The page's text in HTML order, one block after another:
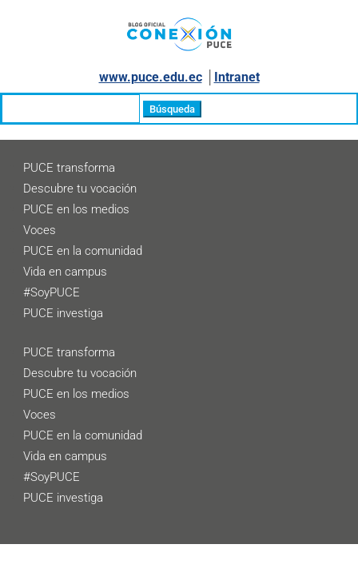
www.puce.edu.ec│ Intranet
PUCE transforma
Descubre tu vocación
PUCE en los medios
Voces
PUCE en la comunidad
Vida en campus
#SoyPUCE
PUCE investiga
PUCE transforma
Descubre tu vocación
PUCE en los medios
Voces
PUCE en la comunidad
Vida en campus
#SoyPUCE
PUCE investiga